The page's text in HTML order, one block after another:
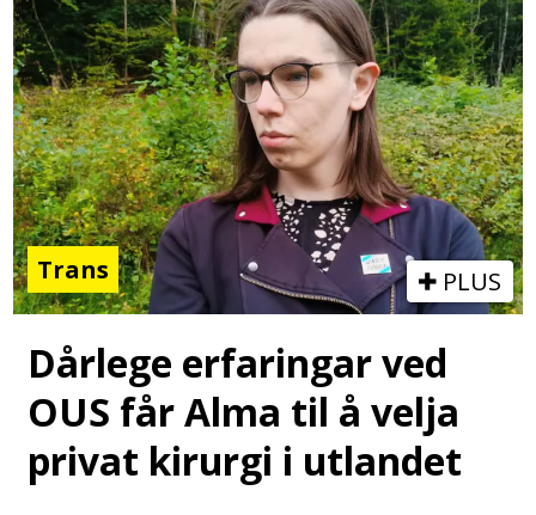
Trans PLUS
Dårlege erfaringar ved
OUS får Alma til å velja
privat kirurgi i utlandet